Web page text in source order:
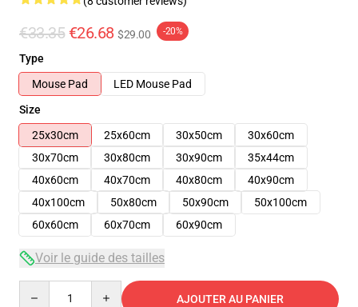
€33.35 €26.68 $29.00 -20%
Type
Mouse Pad
LED Mouse Pad
Size
25x30cm
25x60cm 30x50cm
30x60cm
30x70cm
30x80cm 30x90cm
35x44cm
40x60cm
40x70cm 40x80cm
40x90cm
40x100cm
50x80cm 50x90cm
50x100cm
60x60cm
60x70cm 60x90cm
Voir le guide des tailles
AJOUTER AU PANIER